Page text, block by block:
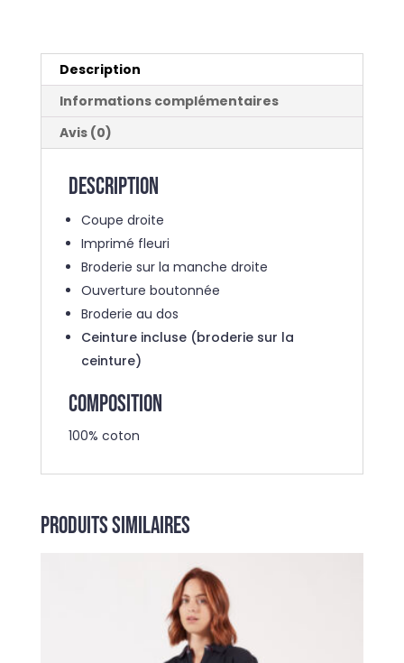
Description
Informations complémentaires
Avis (0)
Description
Coupe droite
Imprimé fleuri
Broderie sur la manche droite
Ouverture boutonnée
Broderie au dos
Ceinture incluse (broderie sur la
ceinture)
COMPOSITION
100% coton
Produits similaires